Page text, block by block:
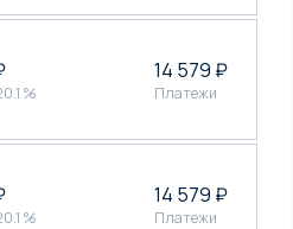
%
14 579 ₽
Платежи
%
14 579 ₽
Платежи